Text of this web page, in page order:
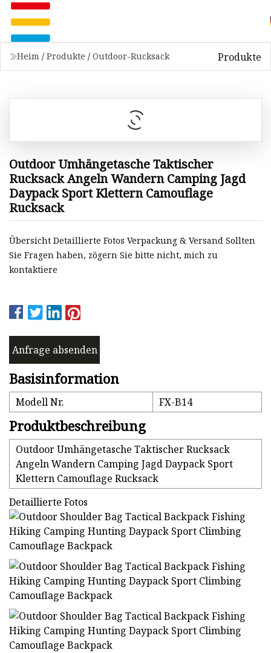
Heim / Produkte / Outdoor-Rucksack Produkte
Outdoor Umhängetasche Taktischer
Rucksack Angeln Wandern Camping Jagd
Daypack Sport Klettern Camouflage
Rucksack
Übersicht Detaillierte Fotos Verpackung & Versand Sollten
Sie Fragen haben, zögern Sie bitte nicht, mich zu
kontaktiere
Anfrage absenden
Basisinformation
Modell Nr. FX-B14
Produktbeschreibung
Outdoor Umhängetasche Taktischer Rucksack
Angeln Wandern Camping Jagd Daypack Sport
Klettern Camouflage Rucksack
Detaillierte Fotos